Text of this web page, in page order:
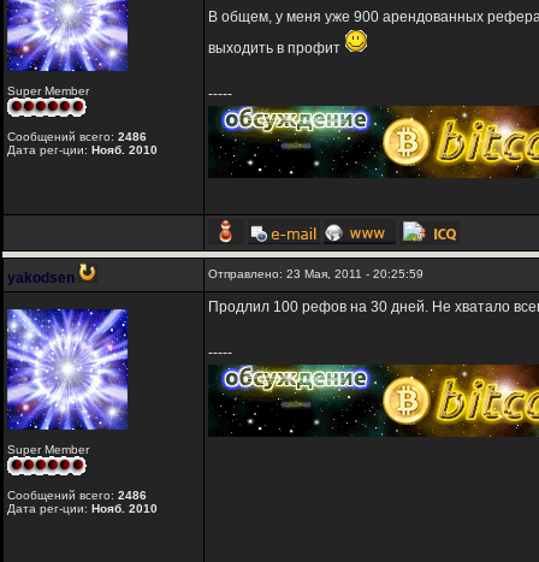
Super Member
Сообщений всего: 2486
Дата рег-ции: Нояб. 2010
В общем, у меня уже 900 арендованных
выходить в профит
-----
yakodsen Отправлено: 23 Мая, 2011 - 20:25:59
Super Member
Сообщений всего: 2486
Дата рег-ции: Нояб. 2010
Продлил 100 рефов на 30 дней. Не хватало
-----